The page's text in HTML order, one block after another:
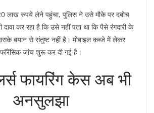
लाख रुपये लेने पहुंचा, पुलिस ने उसे मौके पर दबोच
दावा कर रहा है कि उसे नहीं पता था कि पैसे रंगदारी के
बयान से संतुष्ट नहीं है। मोबाइल कब्जे में लेकर
फॉरेंसिक जांच शुरू कर दी गई है।
फायरिंग केस अब भी
अनसुलझा